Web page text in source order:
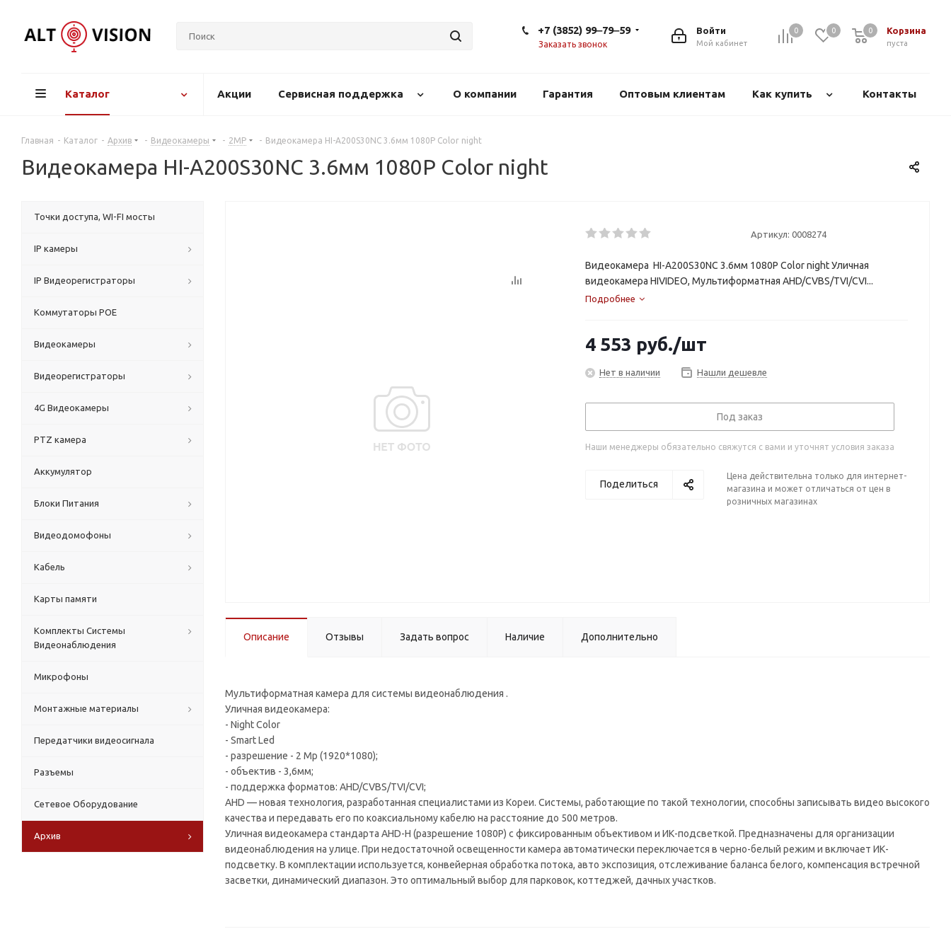
0 0 Корзина
пуста
0
Войти
Мой кабинет
+7 (3852) 99‒79‒59
Заказать звонок
Каталог Акции Сервисная поддержка О компании Гарантия Оптовым клиентам Как купить Контакты
Главная - Каталог - Архив - Видеокамеры - 2MP - Видеокамера HI-A200S30NС 3.6мм 1080P Color night
Видеокамера HI-A200S30NС 3.6мм 1080P Color night
Артикул: 0008274
Видеокамера HI-A200S30NС 3.6мм 1080P Color night Уличная
видеокамера HIVIDEO, Мультиформатная AHD/CVBS/TVI/CVI...
Подробнее
4 553 руб./шт
Нет в наличии Нашли дешевле
Под заказ
Наши менеджеры обязательно свяжутся с вами и уточнят условия заказа
Поделиться
Цена действительна только для интернет-
магазина и может отличаться от цен в
розничных магазинах
Описание Отзывы Задать вопрос Наличие Дополнительно
Мультиформатная камера для системы видеонаблюдения .
Уличная видеокамера:
- Night Color
- Smart Led
- разрешение - 2 Mp (1920*1080);
- объектив - 3,6мм;
- поддержка форматов: AHD/CVBS/TVI/CVI;
AHD — новая технология, разработанная специалистами из Кореи. Системы, работающие по такой технологии, способны записывать видео высокого
качества и передавать его по коаксиальному кабелю на расстояние до 500 метров.
Уличная видеокамера стандарта AHD-H (разрешение 1080P) с фиксированным объективом и ИК-подсветкой. Предназначены для организации
видеонаблюдения на улице. При недостаточной освещенности камера автоматически переключается в черно-белый режим и включает ИК-
подсветку. В комплектации используется, конвейерная обработка потока, авто экспозиция, отслеживание баланса белого, компенсация встречной
засветки, динамический диапазон. Это оптимальный выбор для парковок, коттеджей, дачных участков.
Точки доступа, WI-FI мосты
IP камеры
IP Видеорегистраторы
Коммутаторы POE
Видеокамеры
Видеорегистраторы
4G Видеокамеры
PTZ камера
Аккумулятор
Блоки Питания
Видеодомофоны
Кабель
Карты памяти
Комплекты Системы
Видеонаблюдения
Микрофоны
Монтажные материалы
Передатчики видеосигнала
Разъемы
Сетевое Оборудование
Архив